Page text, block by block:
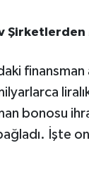
Şirketlerden
finansman
bonosu
İşte